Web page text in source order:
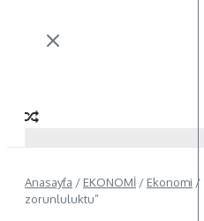
Anasayfa / EKONOMİ / Ekonomi /
zorunluluktu”